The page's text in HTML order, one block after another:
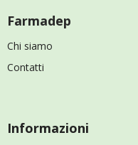
Farmadep
Chi siamo
Contatti
Informazioni